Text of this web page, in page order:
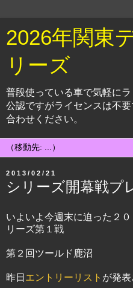
2026年関東
リーズ
普段使っている車で気軽に
公認ですがライセンスは不
合わせください。
2013/02/21
シリーズ開幕戦プ
いよいよ今週末に迫った２
リーズ第１戦
第２回ツールド鹿沼
昨日 エントリーリスト が発